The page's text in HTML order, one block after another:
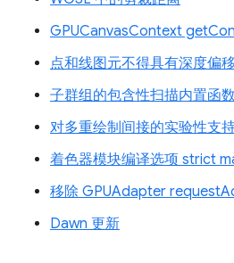
GPUCanvasContext
点和线图元不得具有深度偏移
子群组的包含性扫描内置函
对多重绘制间接的实验性支
着色器模块编译选项 strict
移除 GPUAdapter
Dawn 更新